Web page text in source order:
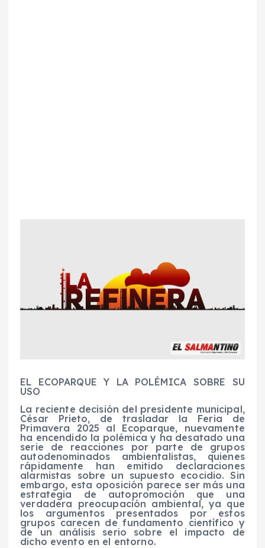
EL ECOPARQUE Y LA POLÉMICA SOBRE SU
USO
La reciente decisión del presidente municipal,
César Prieto, de trasladar la Feria de
Primavera 2025 al Ecoparque, nuevamente
ha encendido la polémica y ha desatado una
serie de reacciones por parte de grupos
autodenominados ambientalistas, quienes
rápidamente han emitido declaraciones
alarmistas sobre un supuesto ecocidio. Sin
embargo, esta oposición parece ser más una
estrategia de autopromoción que una
verdadera preocupación ambiental, ya que
los argumentos presentados por estos
grupos carecen de fundamento científico y
de un análisis serio sobre el impacto de
dicho evento en el entorno.